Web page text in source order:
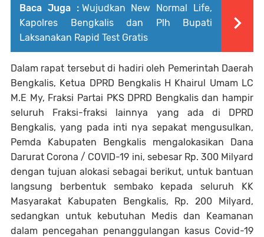
Baca Juga : Wujudkan New Normal Life,
Kapolres Bengkalis dan Plh Bupati
Laksanakan Rapid Test Gratis
Dalam rapat tersebut di hadiri oleh Pemerintah Daerah
Bengkalis, Ketua DPRD Bengkalis H Khairul Umam LC
M.E My, Fraksi Partai PKS DPRD Bengkalis dan hampir
seluruh Fraksi-fraksi lainnya yang ada di DPRD
Bengkalis, yang pada inti nya sepakat mengusulkan,
Pemda Kabupaten Bengkalis mengalokasikan Dana
Darurat Corona / COVID-19 ini, sebesar Rp. 300 Milyard
dengan tujuan alokasi sebagai berikut, untuk bantuan
langsung berbentuk sembako kepada seluruh KK
Masyarakat Kabupaten Bengkalis, Rp. 200 Milyard,
sedangkan untuk kebutuhan Medis dan Keamanan
dalam pencegahan penanggulangan kasus Covid-19